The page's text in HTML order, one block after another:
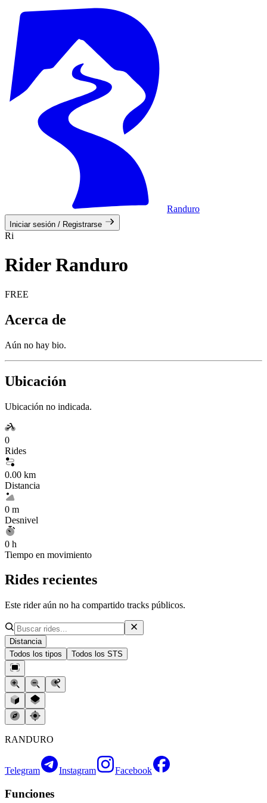
Randuro
Iniciar sesión / Registrarse
Ri
Rider Randuro
FREE
Acerca de
Aún no hay bio.
Ubicación
Ubicación no indicada.
0
Rides
0.00 km
Distancia
0 m
Desnivel
0 h
Tiempo en movimiento
Rides recientes
Este rider aún no ha compartido tracks públicos.
Distancia
Todos los tipos
Todos los STS
RANDURO
Telegram Instagram Facebook
Funciones